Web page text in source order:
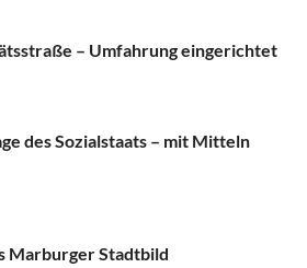
­– Umfahrung eingerichtet
des Sozialstaats – mit Mitteln
Marburger Stadtbild